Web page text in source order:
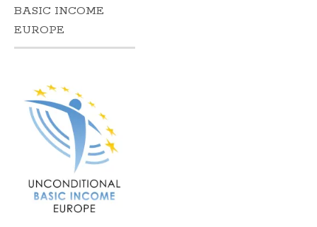
BASIC INCOME
EUROPE